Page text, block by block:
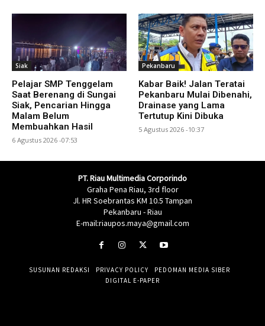
Siak
Pelajar SMP Tenggelam
Saat Berenang di Sungai
Siak, Pencarian Hingga
Malam Belum
Membuahkan Hasil
6 Agustus 2026 -07:53
Pekanbaru
Kabar Baik! Jalan Teratai
Pekanbaru Mulai Dibenahi,
Drainase yang Lama
Tertutup Kini Dibuka
5 Agustus 2026 -10:37
PT. Riau Multimedia Corporindo
Graha Pena Riau, 3rd floor
Jl. HR Soebrantas KM 10.5 Tampan
Pekanbaru - Riau
E-mail:riaupos.maya@gmail.com
SUSUNAN REDAKSI PRIVACY POLICY
PEDOMAN MEDIA SIBER
DIGITAL E-PAPER